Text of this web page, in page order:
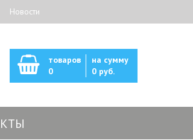
Новости
товаров
0
на сумму
0 руб.